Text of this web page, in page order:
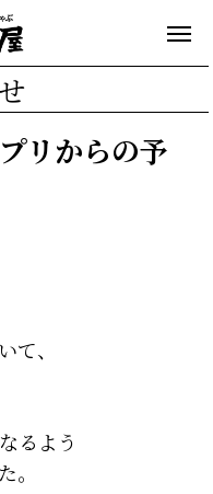
リからの予
て、
るよう
。